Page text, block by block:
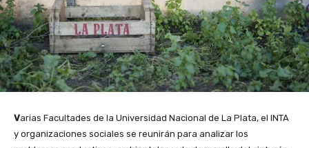
Varias Facultades de la Universidad Nacional de La Plata, el INTA
y organizaciones sociales se reunirán para analizar los